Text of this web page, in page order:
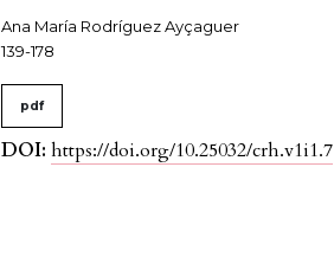
Ana María Rodríguez Ayçaguer
139-178
pdf
DOI: https://doi.org/10.25032/crh.v1i1.7